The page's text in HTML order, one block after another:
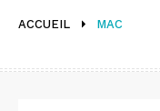
ACCUEIL MAC